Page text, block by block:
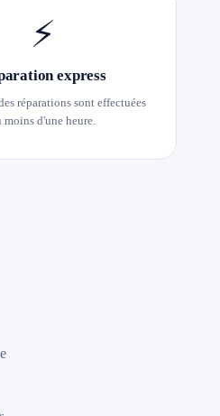
⚡
express
réparations sont effectuées
moins d'une heure.